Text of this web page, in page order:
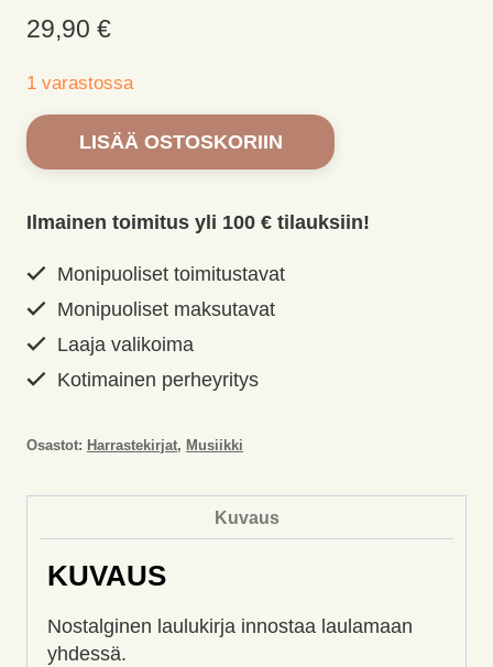
29,90 €
1 varastossa
Lotan
ja
Saahko,
Lotta-
määrä
LISÄÄ OSTOSKORIIN
Ilmainen toimitus yli 100 € tilauksiin!
Monipuoliset toimitustavat
Monipuoliset maksutavat
Laaja valikoima
Kotimainen perheyritys
Osastot: Harrastekirjat, Musiikki
Kuvaus
KUVAUS
Nostalginen laulukirja innostaa laulamaan
yhdessä.